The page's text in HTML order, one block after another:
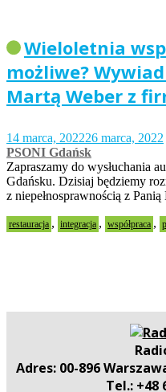
Wieloletnia
możliwe?
Martą Weber z
14 marca, 202226 marca, 2022
PSONI Gdańsk
Zapraszamy do wysłuchania
Gdańsku. Dzisiaj będziemy
z niepełnosprawnością z
restauracja , integracja , współpraca ,
Adres: 00-896
Tel.: +48